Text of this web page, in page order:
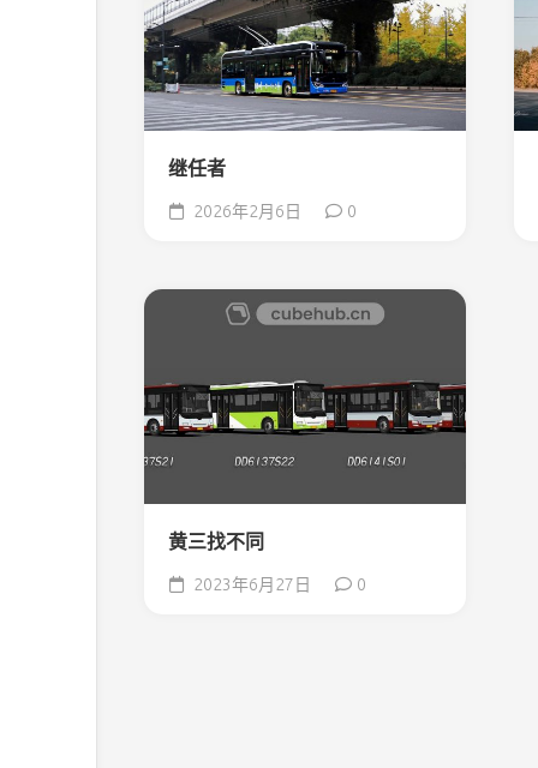
继任者
2026年2月6日 0
黄三找不同
2023年6月27日 0